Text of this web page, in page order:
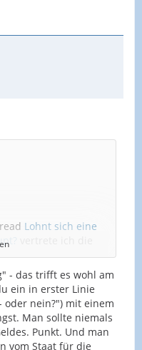
Lohnt sich eine
und
lohnt sich als
im
- das trifft es wohl am
ein in erster Linie
oder nein?") mit einem
Man sollte niemals
Punkt. Und man
vom Staat für die